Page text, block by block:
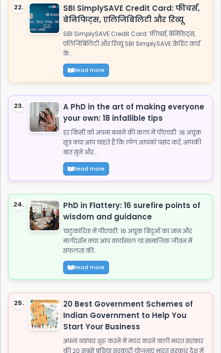
22.
SBI SimplySAVE Credit Card: फीचर्स,
बेनिफिट्स, एलिजिबिलिटी और रिव्यू
SBI SimplySAVE Credit Card: फीचर्स, बेनिफिट्स,
एलिजिबिलिटी और रिव्यू SBI SimplySAVE क्रेडिट कार्ड
के...
Read more
23.
A PhD in the art of making everyone
your own: 18 infallible tips
हर किसी को अपना बनाने की कला में पीएचडी: 18 अचूक
सूत्र क्या आप चाहते हैं कि लोग आपको पसंद करें, आपकी
बात सुनें और...
Read more
24.
PhD in Flattery: 16 surefire points of
wisdom and guidance
चाटुकारिता में पीएचडी: 16 अचूक बिंदुओं का ज्ञान और
मार्गदर्शन क्या आप कार्यस्थल या सामाजिक जीवन में
सफलता की...
Read more
25.
20 Best Government Schemes of
Indian Government to Help You
Start Your Business
अपना व्यापार शुरू करने में मदद करने वाली भारत सरकार
की 20 सबसे बढ़िया सरकारी योजनाएं भारत सरकार देश में